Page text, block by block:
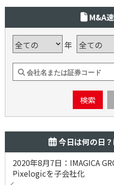
M&A
年
検索
今日は何の日
2020年8月7日：IMAGICA
Pixelogicを子会社化